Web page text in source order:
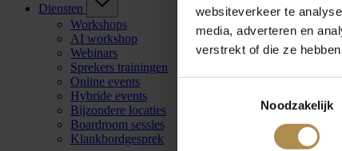
websiteverkeer te
media, adverteren en
verstrekt of die ze
Noodzakelijk
Diensten
Workshops
AI workshop
Webinars
Sprekers trainingen
Online events
Hybride events
Bijzondere locaties
Boardroom sessies
Klankbordgesprek